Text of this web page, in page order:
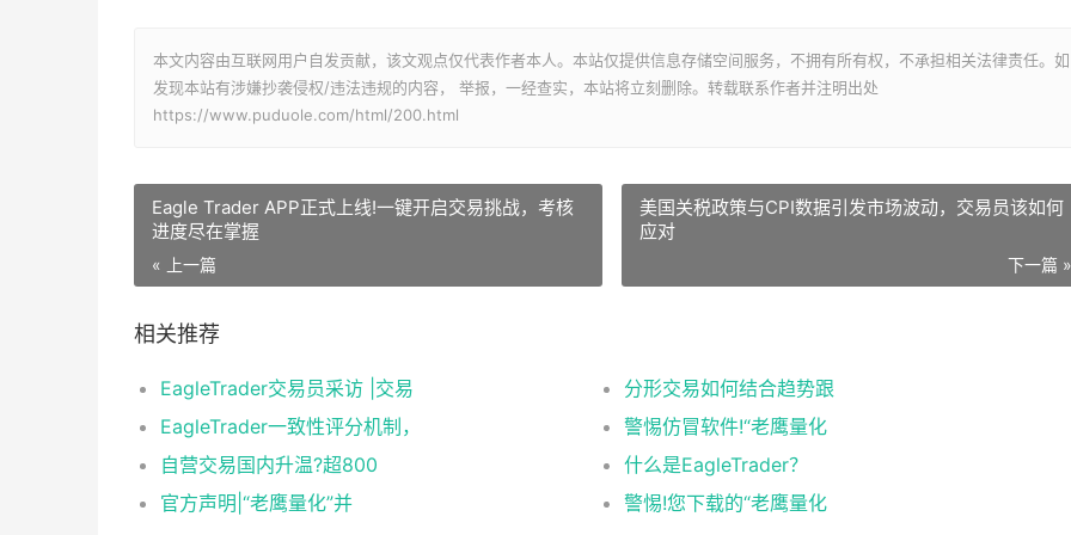
本文内容由互联网用户自发贡献，该文观点仅代表作者本人。本站仅提供信息存储空间服务，不拥有所有权，不承担相关法律责任。如
发现本站有涉嫌抄袭侵权/违法违规的内容， 举报，一经查实，本站将立刻删除。转载联系作者并注明出处
https://www.puduole.com/html/200.html
Eagle Trader APP正式上线!一键开启交易挑战，考核
进度尽在掌握
« 上一篇
美国关税政策与CPI数据引发市场波动，交易员该如何
应对
下一篇 »
相关推荐
EagleTrader交易员采访 |交易
分形交易如何结合趋势跟
EagleTrader一致性评分机制，
警惕仿冒软件!“老鹰量化
自营交易国内升温?超800
​什么是EagleTrader？
官方声明|“老鹰量化”并
警惕!您下载的“老鹰量化